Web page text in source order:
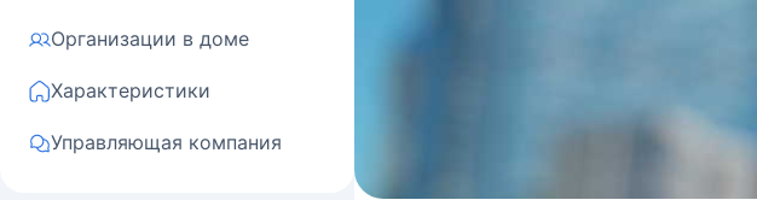
Организации в доме
Характеристики
Управляющая компания